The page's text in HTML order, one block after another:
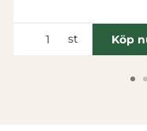
st Köp